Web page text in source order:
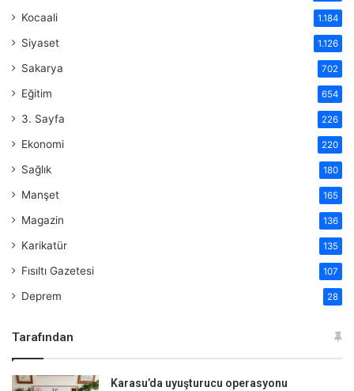
Kocaali 1.184
Siyaset 1.126
Sakarya 702
Eğitim 654
3. Sayfa 226
Ekonomi 220
Sağlık 180
Manşet 165
Magazin 136
Karikatür 135
Fısıltı Gazetesi 107
Deprem 28
Tarafından
Karasu’da uyuşturucu operasyonu